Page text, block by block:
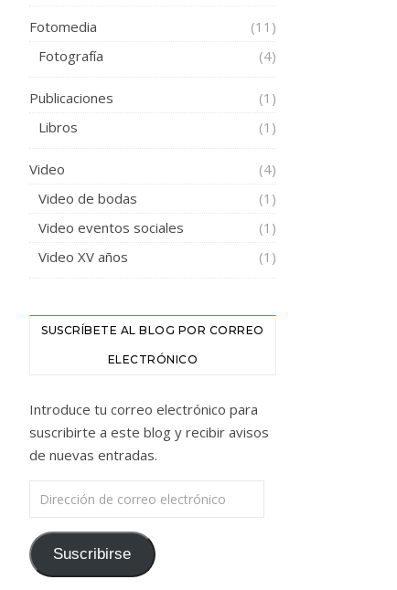
Fotomedia
(11)
Fotografía
(4)
Publicaciones
(1)
Libros
(1)
Video
(4)
Video de bodas
(1)
Video eventos sociales
(1)
Video XV años
(1)
SUSCRÍBETE AL BLOG POR CORREO
ELECTRÓNICO
Introduce tu correo electrónico para
suscribirte a este blog y recibir avisos
de nuevas entradas.
Dirección de correo electrónico
Suscribirse